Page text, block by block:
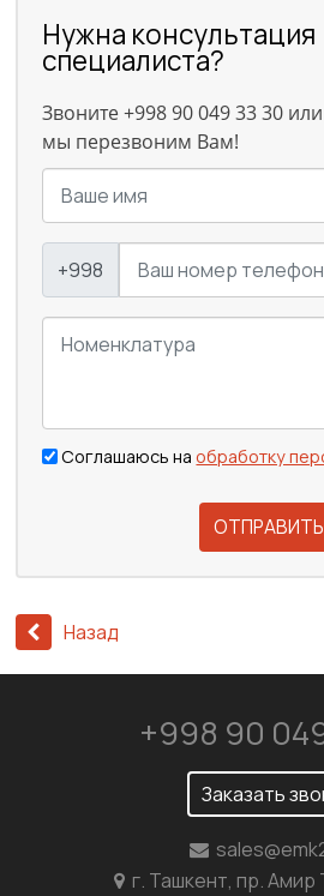
Нужна консультация
специалиста?
Звоните +998 90 049 33 30
мы перезвоним Вам!
+998
Соглашаюсь наобработку
ОТПРАВИТЬ
Назад
+998 90
Заказать
г. Ташкент, пр. Амир